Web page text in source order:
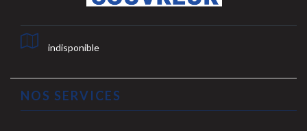
indisponible
NOS SERVICES